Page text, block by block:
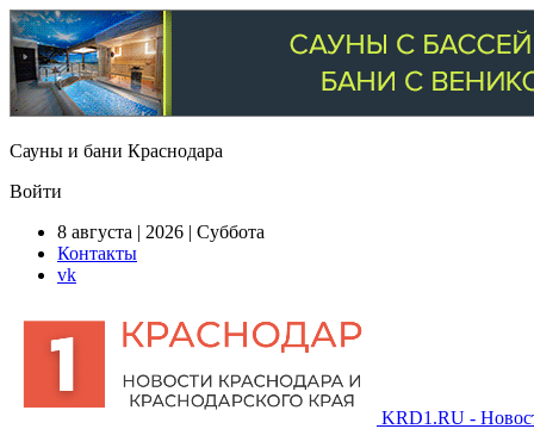
Сауны и бани Краснодара
Войти
8 августа | 2026 | Суббота
Контакты
vk
KRD1.RU -